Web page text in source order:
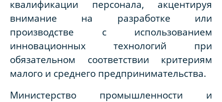
квалификации персонала, акцентируя
внимание на разработке или
производстве с использованием
инновационных технологий при
обязательном соответствии критериям
малого и среднего предпринимательства.
Министерство промышленности и